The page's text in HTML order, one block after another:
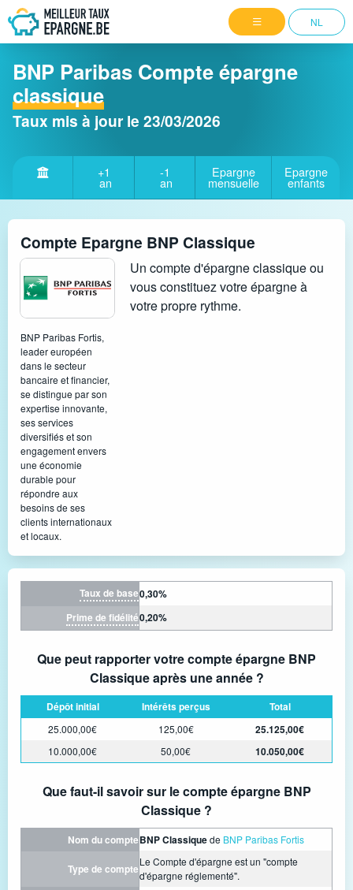
NL
BNP Paribas Compte épargne
classique
Taux mis à jour le 23/03/2026
+1
an
-1
an
Epargne
mensuelle
Epargne
enfants
Compte Epargne BNP Classique
BNP Paribas Fortis,
leader européen
dans le secteur
bancaire et financier,
se distingue par son
expertise innovante,
ses services
diversifiés et son
engagement envers
une économie
durable pour
répondre aux
besoins de ses
clients internationaux
et locaux.
Un compte d'épargne classique ou
vous constituez votre épargne à
votre propre rythme.
Taux de base0,30%
Prime de fidélité0,20%
Que peut rapporter votre compte épargne BNP
Classique après une année ?
Dépôt initial Intérêts perçus Total
25.000,00€ 125,00€ 25.125,00€
10.000,00€ 50,00€ 10.050,00€
Que faut-il savoir sur le compte épargne BNP
Classique ?
Nom du compteBNP Classiquede BNP Paribas Fortis
Type de compte
Le Compte d'épargne est un "compte
d'épargne réglementé".